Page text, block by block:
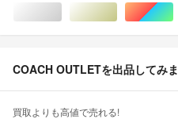
シルバー/銀色系ゴールド/金
COACH OUTLETを出品してみ
買取よりも高値で売れる!